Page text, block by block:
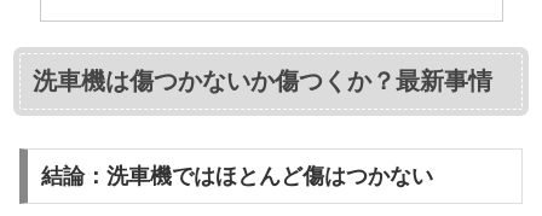
洗車機は傷つかないか傷つくか？最新事情
結論：洗車機ではほとんど傷はつかない